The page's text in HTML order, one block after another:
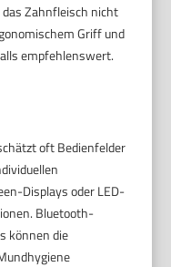
Zahnfleisch nicht
Griff und
empfehlenswert.
oft Bedienfelder
Displays oder LED-
Bluetooth-
können die